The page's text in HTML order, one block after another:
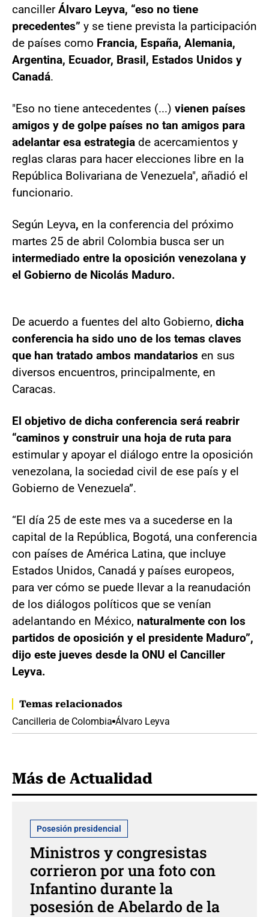
cancillerÁlvaro Leyva, “eso no tiene
precedentes” y se tiene prevista la participación
de países como Francia, España, Alemania,
Argentina, Ecuador, Brasil, Estados Unidos y
Canadá.
"Eso no tiene antecedentes (...) vienen países
amigos y de golpe países no tan amigos para
adelantar esa estrategia de acercamientos y
reglas claras para hacer elecciones libre en la
República Bolivariana de Venezuela", añadió el
funcionario.
Según Leyva, en la conferencia del próximo
martes 25 de abril Colombia busca ser un
intermediado entre la oposición venezolana y
el Gobierno de Nicolás Maduro.
De acuerdo a fuentes del alto Gobierno, dicha
conferencia ha sido uno de los temas claves
que han tratado ambos mandatarios en sus
diversos encuentros, principalmente, en
Caracas.
El objetivo de dicha conferencia será reabrir
“caminos y construir una hoja de ruta para
estimular y apoyar el diálogo entre la oposición
venezolana, la sociedad civil de ese país y el
Gobierno de Venezuela”.
“El día 25 de este mes va a sucederse en la
capital de la República, Bogotá, una conferencia
con países de América Latina, que incluye
Estados Unidos, Canadá y países europeos,
para ver cómo se puede llevar a la reanudación
de los diálogos políticos que se venían
adelantando en México, naturalmente con los
partidos de oposición y el presidente Maduro”,
dijo este jueves desde la ONU el Canciller
Leyva.
Temas relacionados
Cancilleria de Colombia Álvaro Leyva
Más de Actualidad
Posesión presidencial
Ministros y congresistas
corrieron por una foto con
Infantino durante la
posesión de Abelardo de la